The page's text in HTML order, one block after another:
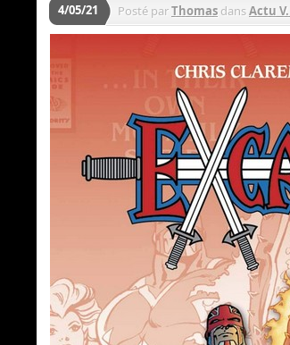
4/05/21 Posté parThomas dansActu